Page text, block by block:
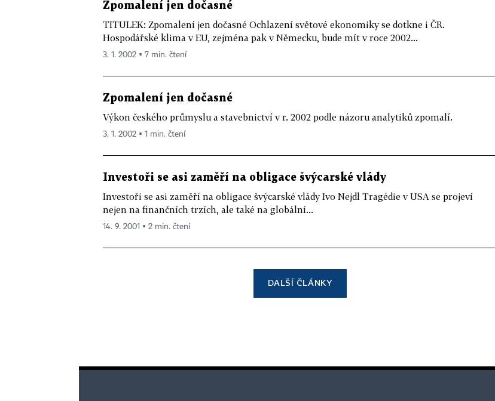
Zpomalení jen dočasné
TITULEK: Zpomalení jen dočasné Ochlazení světové ekonomiky se dotkne i ČR.
Hospodářské klima v EU, zejména pak v Německu, bude mít v roce 2002...
3. 1. 2002 ▪ 7 min. čtení
Zpomalení jen dočasné
Výkon českého průmyslu a stavebnictví v r. 2002 podle názoru analytiků zpomalí.
3. 1. 2002 ▪ 1 min. čtení
Investoři se asi zaměří na obligace švýcarské vlády
Investoři se asi zaměří na obligace švýcarské vlády Ivo Nejdl Tragédie v USA se projeví
nejen na finančních trzích, ale také na globální...
14. 9. 2001 ▪ 2 min. čtení
DALŠÍ ČLÁNKY